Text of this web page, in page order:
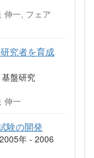
伸一, フェア
究者を育成
盤研究
伸一
験の開発
年 - 2006